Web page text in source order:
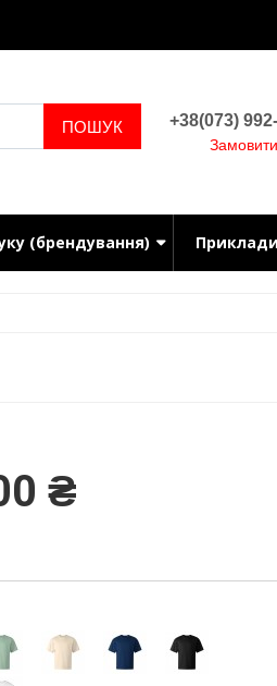
ПОШУК +38(073)
Замовити
(брендування)
₴